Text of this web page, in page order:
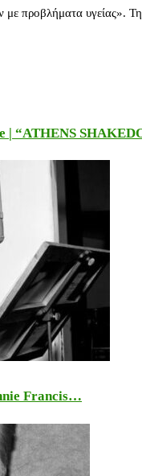
προβλήματα υγείας».
| “ATHENS
Francis…